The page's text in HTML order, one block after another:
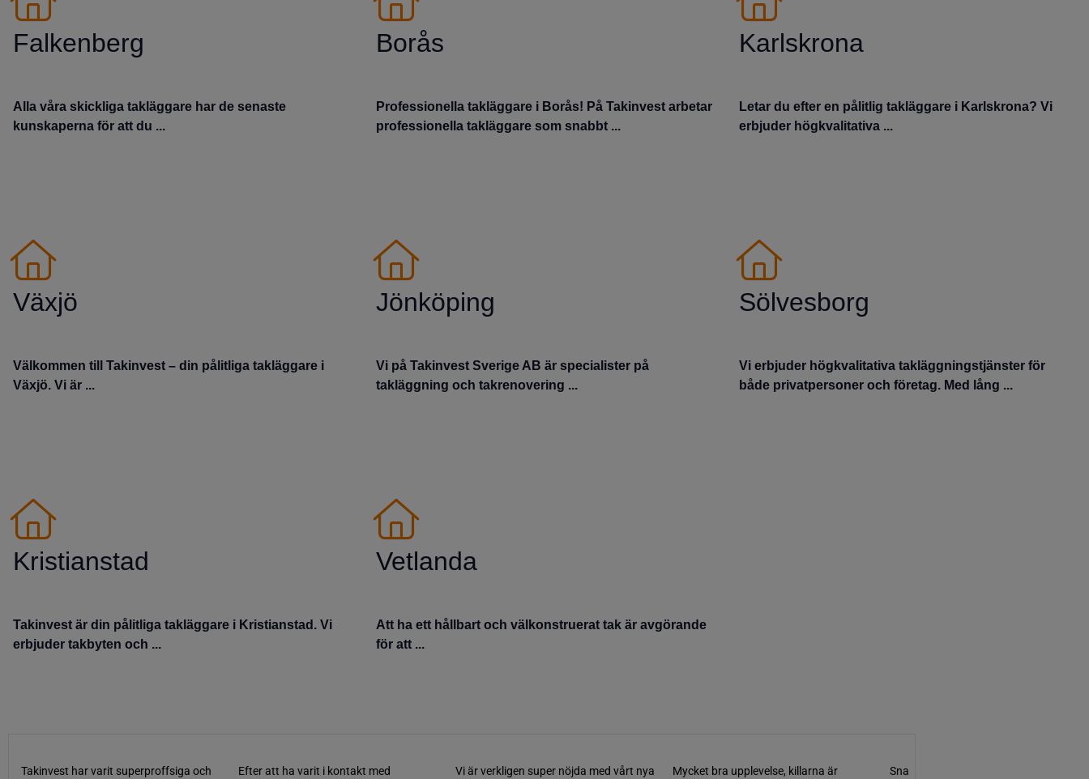
Falkenberg
Alla våra skickliga takläggare har de senaste
kunskaperna för att du ...
Borås
Professionella takläggare i Borås! På Takinvest arbetar
professionella takläggare som snabbt ...
Karlskrona
Letar du efter en pålitlig takläggare i Karlskrona? Vi
erbjuder högkvalitativa ...
Växjö
Välkommen till Takinvest – din pålitliga takläggare i
Växjö. Vi är ...
Jönköping
Vi på Takinvest Sverige AB är specialister på
takläggning och takrenovering ...
Sölvesborg
Vi erbjuder högkvalitativa takläggningstjänster för
både privatpersoner och företag. Med lång ...
Kristianstad
Takinvest är din pålitliga takläggare i Kristianstad. Vi
erbjuder takbyten och ...
Vetlanda
Att ha ett hållbart och välkonstruerat tak är avgörande
för att ...